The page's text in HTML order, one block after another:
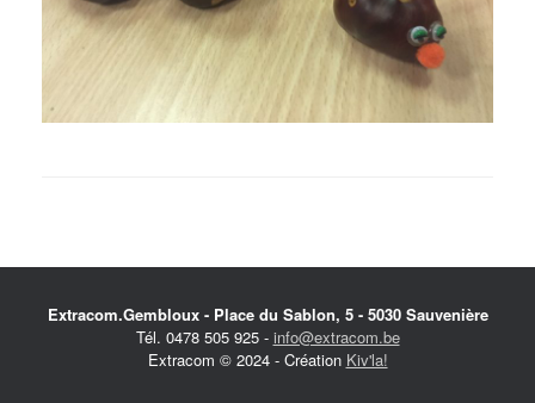
Extracom.Gembloux - Place du Sablon, 5 - 5030 Sauvenière
Tél. 0478 505 925 - info@extracom.be
Extracom © 2024 - Création Kiv'la!